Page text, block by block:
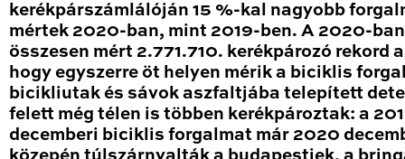
kerékpárszámlálóján 15 %-kal nagyobb
mértek 2020-ban, mint 2019-ben. A 2020-ban
összesen mért 2.771.710. kerékpározó rekord
hogy egyszerre öt helyen mérik a biciklis
bicikliutak és sávok aszfaltjába telepített
felett még télen is többen kerékpároztak: a
decemberi biciklis forgalmat már 2020
közepén túlszárnyalták a budapestiek, a